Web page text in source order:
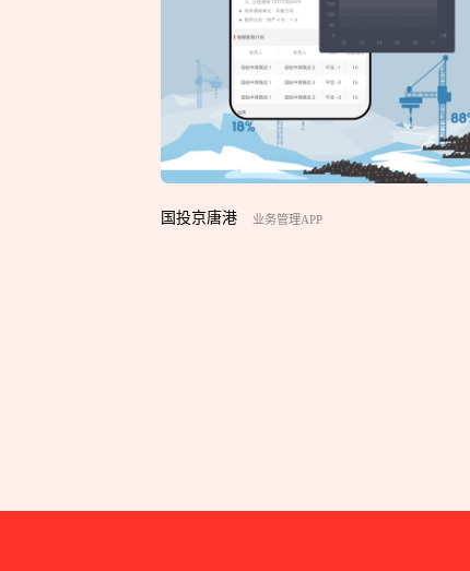
国投京唐港 业务管理APP